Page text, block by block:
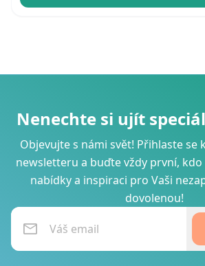
Nenechte si ujít
Objevujte s námi svět! Přihlaste se
newsletteru a buďte vždy první,
nabídky a inspiraci pro Vaši
dovolenou!